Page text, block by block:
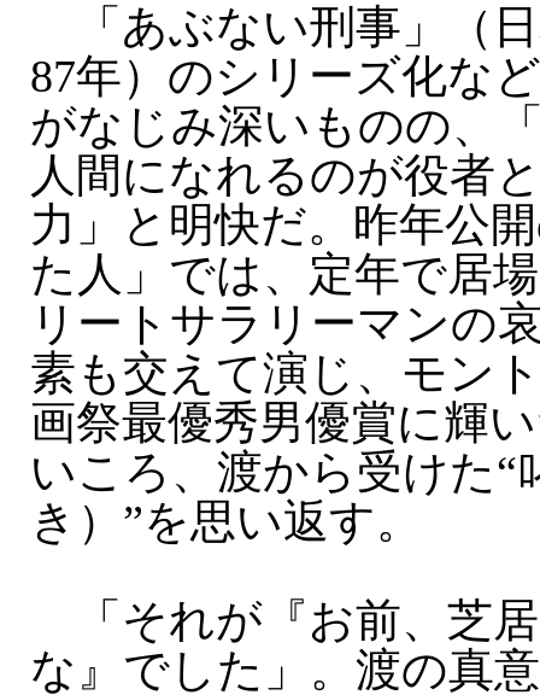
「あぶない刑事」（
87年）のシリーズ化な
がなじみ深いものの、
人間になれるのが役者
力」と明快だ。昨年公
た人」では、定年で居
リートサラリーマンの
素も交えて演じ、モン
画祭最優秀男優賞に輝
いころ、渡から受けた“
き）”を思い返す。
「それが『お前、芝
な』でした」。渡の真